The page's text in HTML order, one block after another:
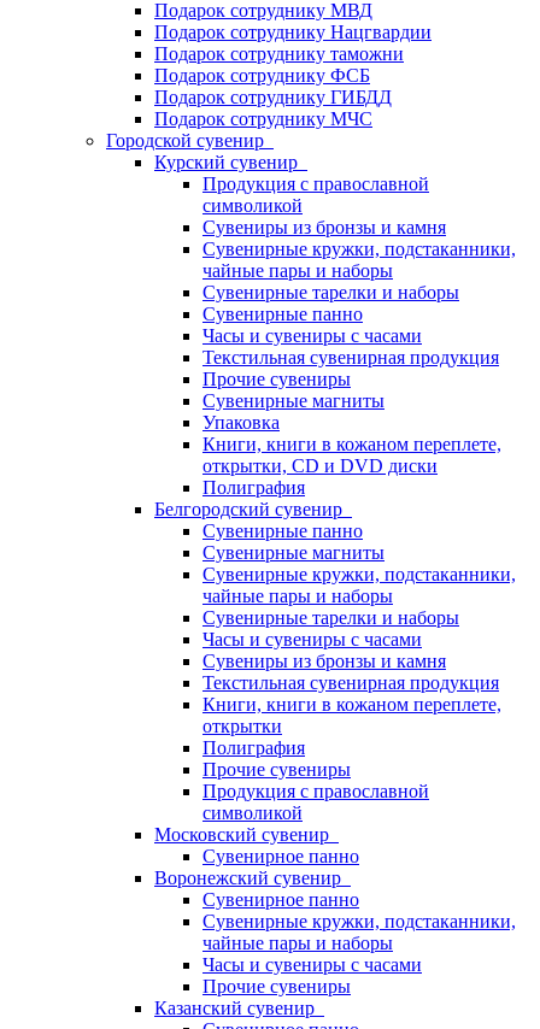
Подарок сотруднику МВД
Подарок сотруднику Нацгвардии
Подарок сотруднику таможни
Подарок сотруднику ФСБ
Подарок сотруднику ГИБДД
Подарок сотруднику МЧС
Городской сувенир
Курский сувенир
Продукция с православной
символикой
Сувениры из бронзы и камня
Сувенирные кружки, подстаканники,
чайные пары и наборы
Сувенирные тарелки и наборы
Сувенирные панно
Часы и сувениры с часами
Текстильная сувенирная продукция
Прочие сувениры
Сувенирные магниты
Упаковка
Книги, книги в кожаном переплете,
открытки, CD и DVD диски
Полиграфия
Белгородский сувенир
Сувенирные панно
Сувенирные магниты
Сувенирные кружки, подстаканники,
чайные пары и наборы
Сувенирные тарелки и наборы
Часы и сувениры с часами
Сувениры из бронзы и камня
Текстильная сувенирная продукция
Книги, книги в кожаном переплете,
открытки
Полиграфия
Прочие сувениры
Продукция с православной
символикой
Московский сувенир
Сувенирное панно
Воронежский сувенир
Сувенирное панно
Сувенирные кружки, подстаканники,
чайные пары и наборы
Часы и сувениры с часами
Прочие сувениры
Казанский сувенир